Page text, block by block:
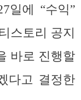
일에 “수익”
스토리 공지
바로 진행할
다고 결정한